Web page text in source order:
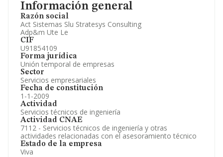
Información general
Razón social
Act Sistemas Slu Stratesys Consulting
Adp&m Ute Le
CIF
U91854109
Forma jurídica
Unión temporal de empresas
Sector
Servicios empresariales
Fecha de constitución
1-1-2009
Actividad
Servicios técnicos de ingeniería
Actividad CNAE
7112 - Servicios técnicos de ingeniería y otras
actividades relacionadas con el asesoramiento técnico
Estado de la empresa
Viva
Artículos de prensa publicados sobre la empresa.
Información oficial y registral complementaria.